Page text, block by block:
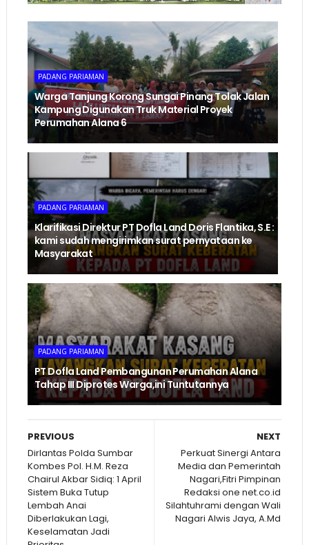
PADANG PARIAMAN
Warga Tanjung Korong Sungai Pinang Tolak Jalan
Kampung Digunakan Truk Material Proyek
Perumahan Alana 6
PADANG PARIAMAN
Klarifikasi Direktur PT Dofla Land Doris Flantika, S.E :
kami sudah mengirimkan surat pernyataan ke
Masyarakat
PADANG PARIAMAN
PT Dofla Land Pembangunan Perumahan Alana
Tahap III Diprotes Warga,ini Tuntutannya
NEXT
Perkuat Sinergi Antara
Media dan Pemerintah
Nagari,Fitri Pimpinan
Redaksi one net.co.id
Silahtuhrami dengan Wali
Nagari Alwis Jaya, A.Md
PREVIOUS
Dirlantas Polda Sumbar
Kombes Pol. H.M. Reza
Chairul Akbar Sidiq: 1 April
Sistem Buka Tutup
Lembah Anai
Diberlakukan Lagi,
Keselamatan Jadi